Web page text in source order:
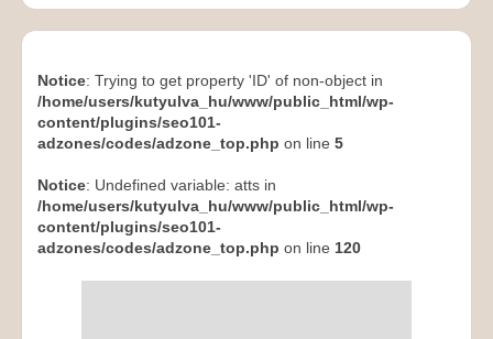
Notice: Trying to get property 'ID' of non-object in
/home/users/kutyulva_hu/www/public_html/wp-
content/plugins/seo101-
adzones/codes/adzone_top.php on line 5
Notice: Undefined variable: atts in
/home/users/kutyulva_hu/www/public_html/wp-
content/plugins/seo101-
adzones/codes/adzone_top.php on line 120